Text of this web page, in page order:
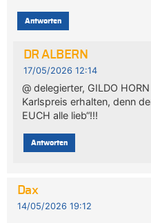
Antworten
DR ALBERN
17/05/2026 12:14
@ delegierter, GILDO
Karlspreis erhalten, denn
EUCH alle lieb“!!!
Antworten
Dax
14/05/2026 19:12